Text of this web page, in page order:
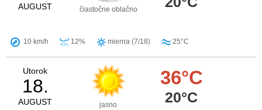
AUGUST čiastočne oblačno
10 km/h 12% mierna (7/18) 25°C
Utorok
18.
AUGUST jasno
36°C
20°C